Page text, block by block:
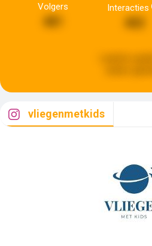
Volgers
481
Interacties
vliegenmetkids